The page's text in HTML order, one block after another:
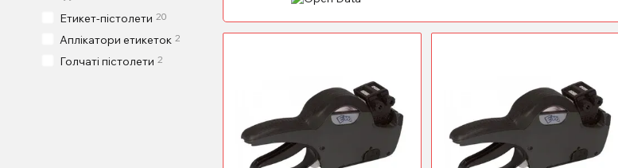
Етикет-пістолети 20
Аплікатори етикеток 2
Голчаті пістолети 2